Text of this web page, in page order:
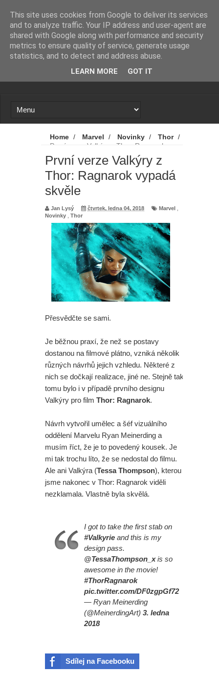
Loading...
Home / Marvel / Novinky / Thor /
První verze Valkýry z Thor: Ragnarok
vypadá skvěle
První verze Valkýry z
Thor: Ragnarok vypadá
skvěle
Jan Lysý čtvrtek, ledna 04, 2018 Marvel
Novinky
Thor
Přesvědčte se sami.
Je běžnou praxí, že než se postavy
dostanou na filmové plátno, vzniká několik
různých návrhů jejich vzhledu. Některé z
nich se dočkají realizace, jiné ne. Stejně tak
tomu bylo i v případě prvního designu
Valkýry pro film Thor: Ragnarok.
Návrh vytvořil umělec a šéf vizuálního
oddělení Marvelu Ryan Meinerding a
musím říct, že je to povedený kousek. Je
mi tak trochu líto, že se nedostal do filmu.
Ale ani Valkýra (Tessa Thompson), kterou
jsme nakonec v Thor: Ragnarok viděli
nezklamala. Vlastně byla skvělá.
I got to take the first stab on
#Valkyrie and this is my
design pass.
@TessaThompson_xis so
awesome in the movie!
#ThorRagnarok
pic.twitter.com/DF0zgpGf72
— Ryan Meinerding
(@MeinerdingArt) 3. ledna
2018
Sdílej na Facebooku
This site uses cookies from Google to deliver its services
and to analyze traffic. Your IP address and user-agent are
shared with Google along with performance and security
metrics to ensure quality of service, generate usage
statistics, and to detect and address abuse.
LEARN MORE GOT IT